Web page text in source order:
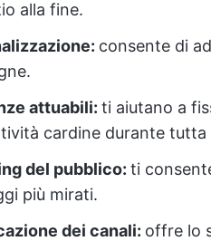
alla fine.
consente di
attuabili: ti aiutano a
cardine durante tutta
del pubblico: ti
più mirati.
dei canali: offre lo